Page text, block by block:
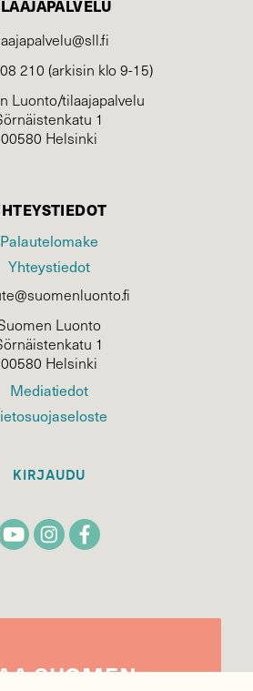
210 (arkisin klo 9-15)
Luonto/tilaajapalvelu
1
00580 Helsinki
Palautelomake
Yhteystiedot
Luonto
1
00580 Helsinki
Mediatiedot
KIRJAUDU
SUOMEN